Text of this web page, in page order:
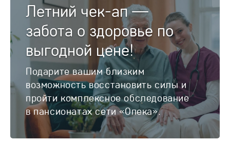
Летний чек-ап —
забота о здоровье по
выгодной цене!
Подарите вашим близким
возможность восстановить силы и
пройти комплексное обследование
в пансионатах сети «Опека».